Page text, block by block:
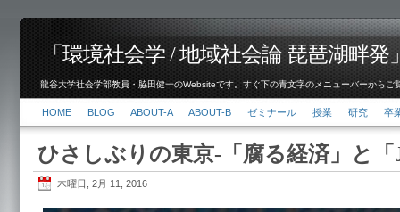
「環境社会学 / 地域社会論 琵琶湖畔発
龍谷大学社会学部教員・脇田健一のWebsiteです。すぐ下の青文字のメニューバーから
HOME BLOG ABOUT-A ABOUT-B ゼミナール 授業 研究 卒
ひさしぶりの東京-「腐る経済」と
木曜日, 2月 11, 2016